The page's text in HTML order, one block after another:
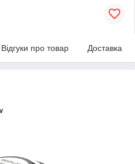
Відгуки про товар Доставка